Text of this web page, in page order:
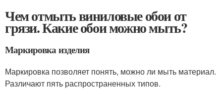
Чем отмыть виниловые обои от
грязи. Какие обои можно мыть?
Маркировка изделия
Маркировка позволяет понять, можно ли мыть материал.
Различают пять распространенных типов.